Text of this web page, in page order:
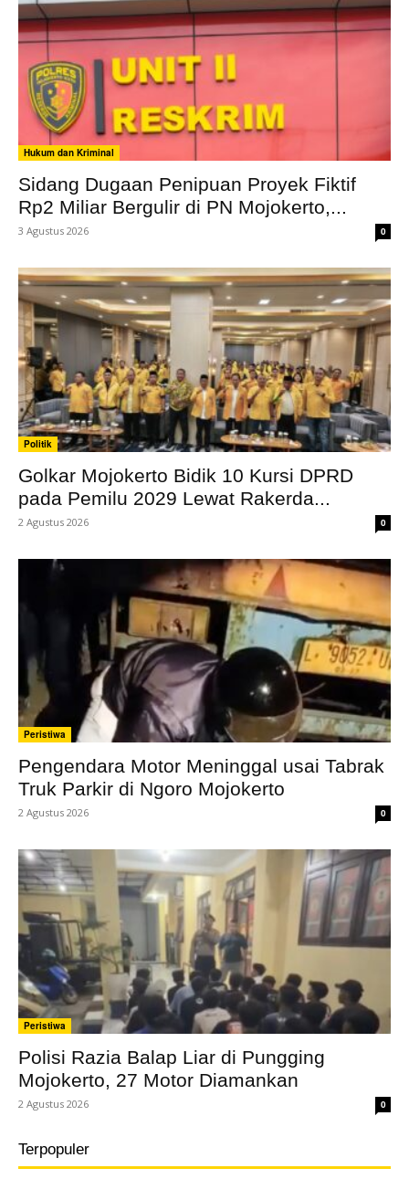
Hukum dan Kriminal
Sidang Dugaan Penipuan Proyek Fiktif
Rp2 Miliar Bergulir di PN Mojokerto,...
3 Agustus 2026 0
Politik
Golkar Mojokerto Bidik 10 Kursi DPRD
pada Pemilu 2029 Lewat Rakerda...
2 Agustus 2026 0
Peristiwa
Pengendara Motor Meninggal usai Tabrak
Truk Parkir di Ngoro Mojokerto
2 Agustus 2026 0
Peristiwa
Polisi Razia Balap Liar di Pungging
Mojokerto, 27 Motor Diamankan
2 Agustus 2026 0
Terpopuler